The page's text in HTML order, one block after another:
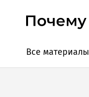
Все материалы